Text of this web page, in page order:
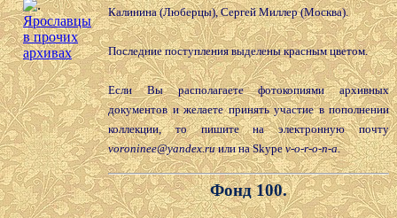
Ярославцы
в прочих
архивах
Калинина (Люберцы), Сергей Миллер (Москва).
Последние поступления выделены красным цветом.
Если Вы располагаете фотокопиями архивных
документов и желаете принять участие в пополнении
коллекции, то пишите на электронную почту
voroninee@yandex.ruили на Skypev-o-r-o-n-a.
Фонд 100.